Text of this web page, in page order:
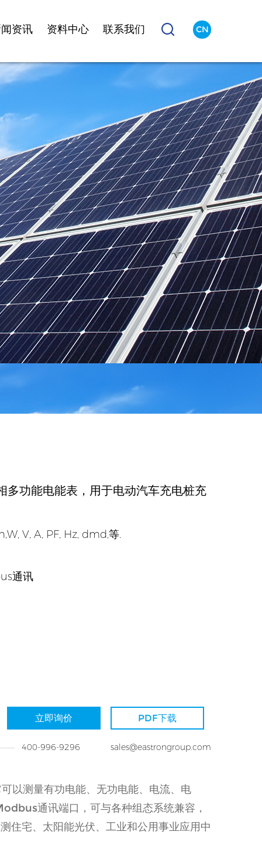
资讯 资料中心 联系我们 CN
多功能电能表，用于电动汽车充电桩充
V, A, PF, Hz, dmd,等.
通讯
立即询价 PDF下载
400-996-9296 sales@eastrongroup.com
以测量有功电能、无功电能、电流、电
通讯端口，可与各种组态系统兼容，
住宅、太阳能光伏、工业和公用事业应用中